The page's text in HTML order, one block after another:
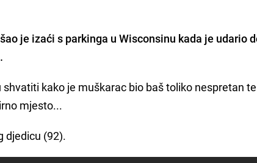
je izaći s parkinga u Wisconsinu kada je udario
kako je muškarac bio baš toliko nespretan
mjesto...
djedicu (92).